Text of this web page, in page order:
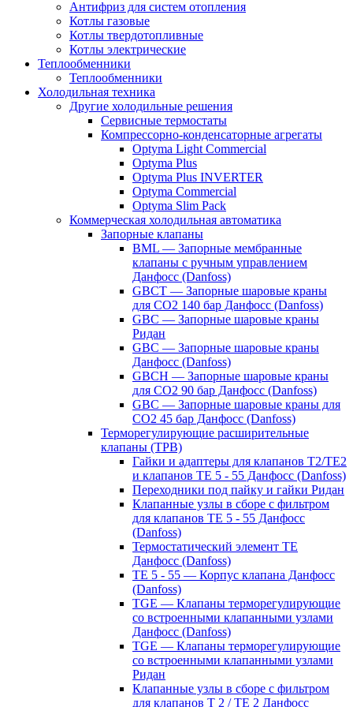
Антифриз для систем отопления
Котлы газовые
Котлы твердотопливные
Котлы электрические
Теплообменники
Теплообменники
Холодильная техника
Другие холодильные решения
Сервисные термостаты
Компрессорно-конденсаторные агрегаты
Optyma Light Commercial
Optyma Plus
Optyma Plus INVERTER
Optyma Commercial
Optyma Slim Pack
Коммерческая холодильная автоматика
Запорные клапаны
BML — Запорные мембранные
клапаны с ручным управлением
Данфосс (Danfoss)
GBCT — Запорные шаровые краны
для CO2 140 бар Данфосс (Danfoss)
GBC — Запорные шаровые краны
Ридан
GBC — Запорные шаровые краны
Данфосс (Danfoss)
GBCH — Запорные шаровые краны
для CO2 90 бар Данфосс (Danfoss)
GBC — Запорные шаровые краны для
CO2 45 бар Данфосс (Danfoss)
Терморегулирующие расширительные
клапаны (ТРВ)
Гайки и адаптеры для клапанов T2/TE2
и клапанов TE 5 - 55 Данфосс (Danfoss)
Переходники под пайку и гайки Ридан
Клапанные узлы в сборе с фильтром
для клапанов TE 5 - 55 Данфосс
(Danfoss)
Термостатический элемент TE
Данфосс (Danfoss)
TE 5 - 55 — Корпус клапана Данфосс
(Danfoss)
TGE — Клапаны терморегулирующие
со встроенными клапанными узлами
Данфосс (Danfoss)
TGE — Клапаны терморегулирующие
со встроенными клапанными узлами
Ридан
Клапанные узлы в сборе с фильтром
для клапанов T 2 / TE 2 Данфосс